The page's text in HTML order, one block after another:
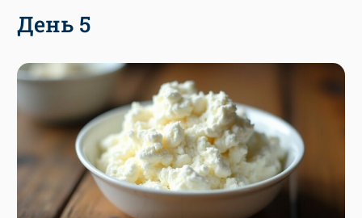
День 5